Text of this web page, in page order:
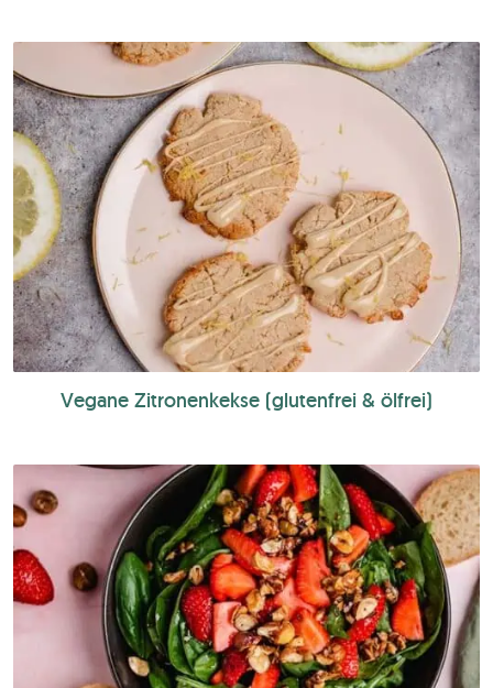
Vegane Zitronenkekse (glutenfrei & ölfrei)